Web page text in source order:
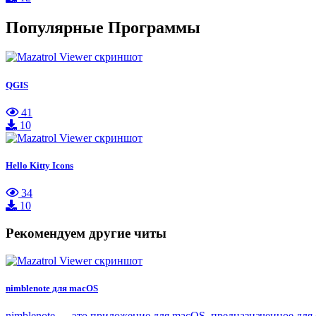
Популярные Программы
QGIS
41
10
Hello Kitty Icons
34
10
Рекомендуем другие читы
nimblenote для macOS